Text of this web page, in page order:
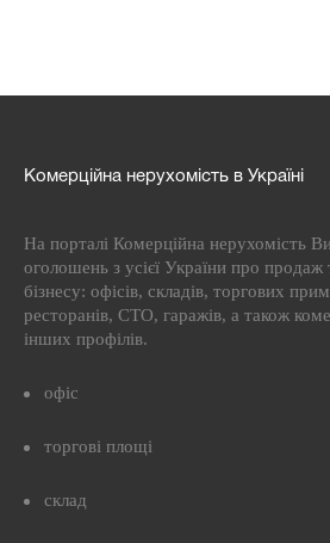
Комерційна нерухомість в Україні
На порталі Комерційна нерухомість
оголошень з усієї України про продаж
бізнесу: офісів, складів, торгових
ресторанів, СТО, гаражів, а також
інших профілів.
офіс
торгові площі
склад